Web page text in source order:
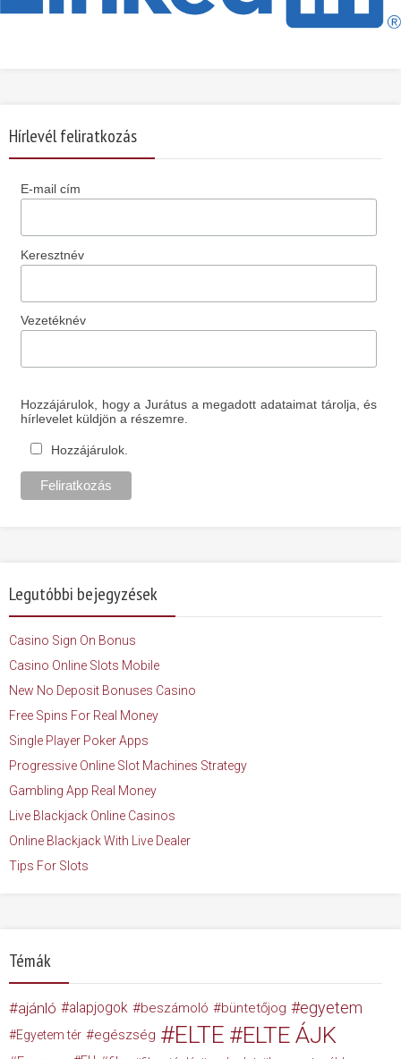
Hírlevél feliratkozás
E-mail cím
Keresztnév
Vezetéknév
Hozzájárulok, hogy a Jurátus a megadott adataimat tárolja, és
hírlevelet küldjön a részemre.
Hozzájárulok.
Legutóbbi bejegyzések
Casino Sign On Bonus
Casino Online Slots Mobile
New No Deposit Bonuses Casino
Free Spins For Real Money
Single Player Poker Apps
Progressive Online Slot Machines Strategy
Gambling App Real Money
Live Blackjack Online Casinos
Online Blackjack With Live Dealer
Tips For Slots
Témák
ajánló alapjogok beszámoló büntetőjog egyetem
Egyetem tér egészség ELTE ELTE ÁJK